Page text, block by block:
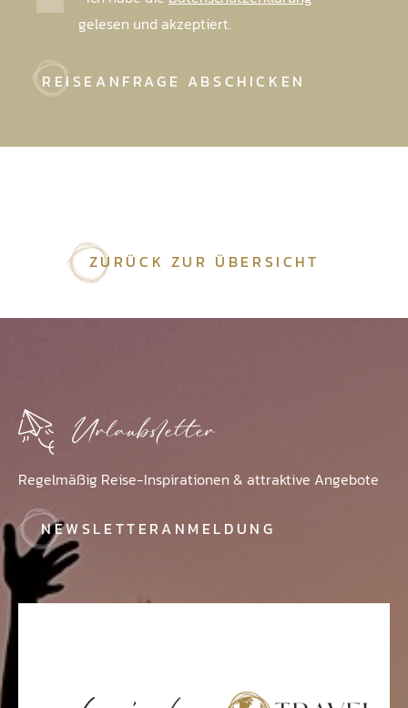
gelesen und akzeptiert.
REISEANFRAGE ABSCHICKEN
ZURÜCK ZUR ÜBERSICHT
Urlaubsletter
Regelmäßig Reise-Inspirationen & attraktive Angebote
NEWSLETTERANMELDUNG